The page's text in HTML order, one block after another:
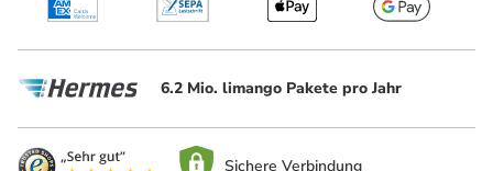
6.2 Mio. limango Pakete pro Jahr
Sichere Verbindung